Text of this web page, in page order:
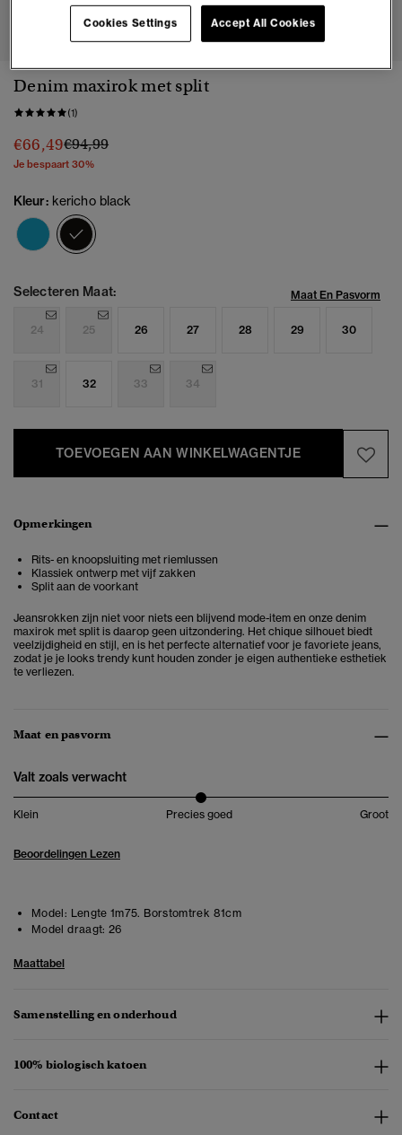
1 2 3 4 5 6 7
Denim maxirok met split
(1)
€66,49Prijs verlaagd van
€94,99naar
Je bespaart 30%
Kleur: kericho black
Selecteren Maat: Maat En Pasvorm
24 25 26 27 28 29 30
31 32 33 34
TOEVOEGEN AAN WINKELWAGENTJE
Opmerkingen
Rits- en knoopsluiting met riemlussen
Klassiek ontwerp met vijf zakken
Split aan de voorkant
Jeansrokken zijn niet voor niets een blijvend mode-item en onze denim
maxirok met split is daarop geen uitzondering. Het chique silhouet biedt
veelzijdigheid en stijl, en is het perfecte alternatief voor je favoriete jeans,
zodat je je looks trendy kunt houden zonder je eigen authentieke esthetiek
te verliezen.
Maat en pasvorm
Valt zoals verwacht
Klein Precies goed Groot
Beoordelingen Lezen
Model: Lengte 1m75. Borstomtrek 81cm
Model draagt: 26
Maattabel
Samenstelling en onderhoud
100% biologisch katoen
Contact
Cookies Settings Accept All Cookies